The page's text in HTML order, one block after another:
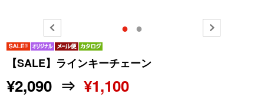
● ●
【SALE】ラインキーチェーン
¥2,090 ⇒¥1,100